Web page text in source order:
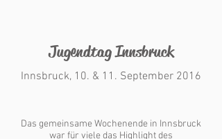
Jugendtag Innsbruck
Innsbruck, 10. & 11. September 2016
Das gemeinsame Wochenende in Innsbruck
war für viele das Highlight des